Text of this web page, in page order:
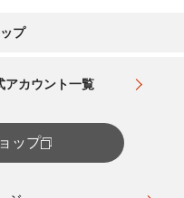
プ
アカウント一覧
ップ